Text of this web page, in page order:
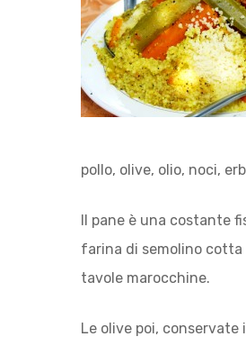
Hit enter to search or
pollo, olive, olio, noci,
Il pane è una costante
farina di semolino cotta
tavole marocchine.
Le olive poi,